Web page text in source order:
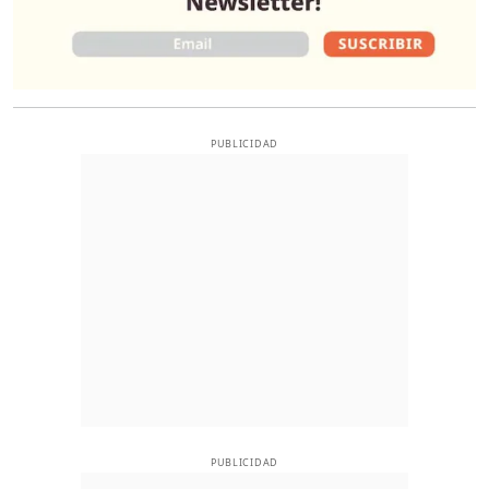
PUBLICIDAD
PUBLICIDAD